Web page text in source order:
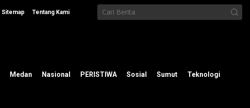
Sitemap Tentang Kami
Medan Nasional PERISTIWA Sosial Sumut Teknologi